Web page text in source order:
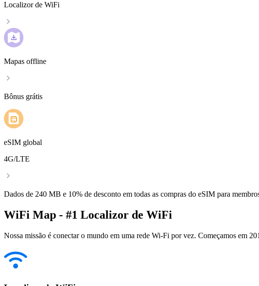
Localizor de WiFi
Mapas offline
Bônus grátis
eSIM global
4G/LTE
Dados de 240 MB e 10% de desconto em todas as compras do eSIM para
WiFi Map - #1 Localizor de WiFi
Nossa missão é conectar o mundo em uma rede Wi-Fi por vez. Começamos em